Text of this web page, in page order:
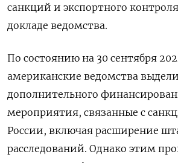
санкций и экспортного
докладе ведомства.
По состоянию на 30 сентября
американские ведомства
дополнительного
мероприятия, связанные с
России, включая расширение
расследований. Однако этим